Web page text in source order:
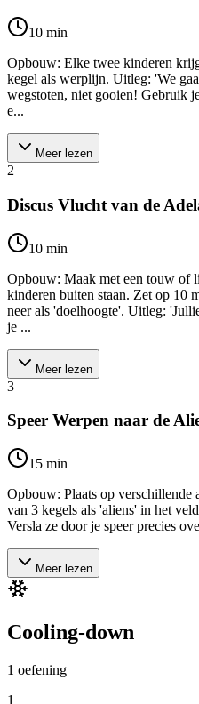
10 min
Opbouw: Elke twee kinderen
kegel als werplijn. Uitleg: 'We
wegstoten, niet gooien! Gebruik
e...
Meer lezen
2
Discus Vlucht van de
10 min
Opbouw: Maak met een touw of
kinderen buiten staan. Zet op 10
neer als 'doelhoogte'. Uitleg:
je ...
Meer lezen
3
Speer Werpen naar de
15 min
Opbouw: Plaats op verschillende
van 3 kegels als 'aliens' in het
Versla ze door je speer precies
Meer lezen
Cooling-down
1 oefening
1